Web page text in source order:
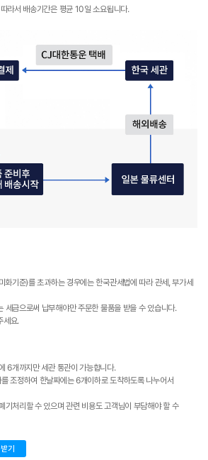
라서 배송기간은 평균 10일 소요됩니다.
기준)를 초과하는 경우에는 한국관세법에 따라 관세, 부가세
세금으로써 납부해야만 주문한 물품을 받을 수 있습니다.
세요.
6개까지만 세관 통관이 가능합니다.
조정하여 한날짜에는 6개이하로 도착하도록 나누어서
기처리할 수 있으며 관련 비용도 고객님이 부담해야 할 수
기